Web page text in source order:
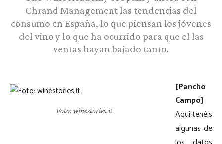
Chrand Management las tendencias del
consumo en España, lo que piensan los jóvenes
del vino y lo que ha ocurrido para que el las
ventas hayan bajado tanto.
Foto: winestories.it
[Pancho
Campo]
Aquí tenéis
algunas de